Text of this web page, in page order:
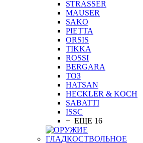
STRASSER
MAUSER
SAKO
PIETTA
ORSIS
TIKKA
ROSSI
BERGARA
ТОЗ
HATSAN
HECKLER & KOCH
SABATTI
ISSC
+ ЕЩЕ 16